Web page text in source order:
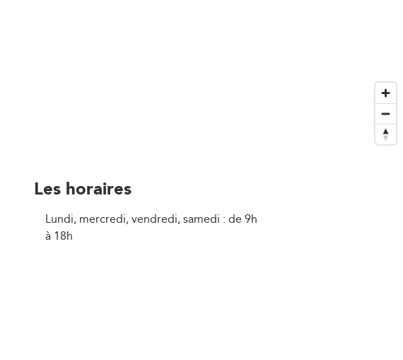
Les horaires
Lundi, mercredi, vendredi, samedi : de 9h
à 18h